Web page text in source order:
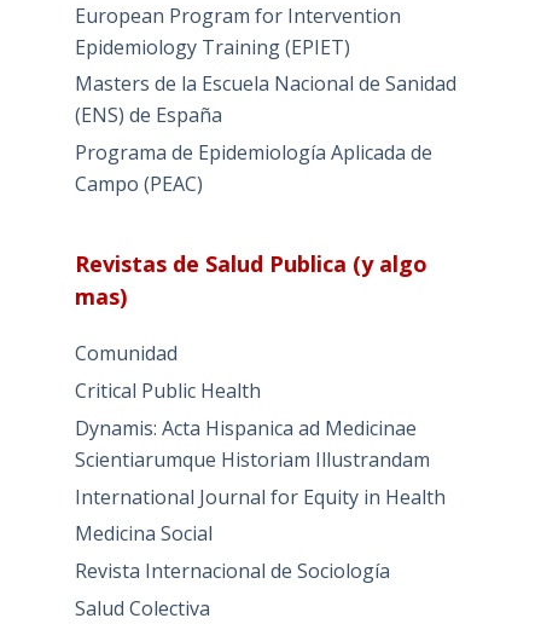
European Program for Intervention
Epidemiology Training (EPIET)
Masters de la Escuela Nacional de Sanidad
(ENS) de España
Programa de Epidemiología Aplicada de
Campo (PEAC)
Revistas de Salud Publica (y algo
mas)
Comunidad
Critical Public Health
Dynamis: Acta Hispanica ad Medicinae
Scientiarumque Historiam Illustrandam
International Journal for Equity in Health
Medicina Social
Revista Internacional de Sociología
Salud Colectiva